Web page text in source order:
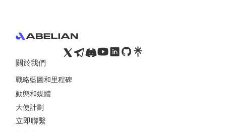
關於我們
戰略藍圖和里程碑
動態和媒體
大使計劃
立即聯繫